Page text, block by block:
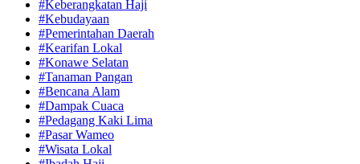
#Keberangkatan Haji
#Kebudayaan
#Pemerintahan Daerah
#Kearifan Lokal
#Konawe Selatan
#Tanaman Pangan
#Bencana Alam
#Dampak Cuaca
#Pedagang Kaki Lima
#Pasar Wameo
#Wisata Lokal